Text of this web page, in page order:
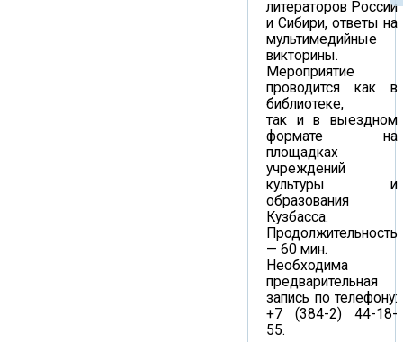
литераторов России
и Сибири, ответы на
мультимедийные
викторины.
Мероприятие
проводится как в
библиотеке,
так и в выездном
формате на
площадках
учреждений
культуры и
образования
Кузбасса.
Продолжительность
— 60 мин.
Необходима
предварительная
запись по телефону:
+7 (384-2) 44-18-
55.